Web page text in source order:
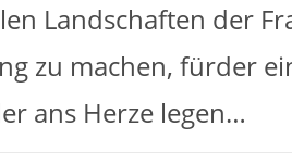
Landschaften der
zu machen, fürder
ans Herze legen…